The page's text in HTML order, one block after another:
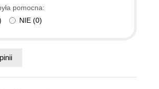
łopatologicznie czym jest ajax i
stworzyć proste podstawowe
zielona, która nie wie kompletnie
pomocna:
NIE (0)